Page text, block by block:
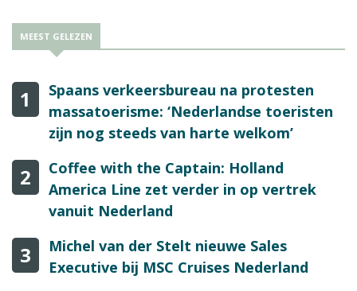
MEEST GELEZEN
1
Spaans verkeersbureau na protesten
massatoerisme: ‘Nederlandse toeristen
zijn nog steeds van harte welkom’
2
Coffee with the Captain: Holland
America Line zet verder in op vertrek
vanuit Nederland
3
Michel van der Stelt nieuwe Sales
Executive bij MSC Cruises Nederland